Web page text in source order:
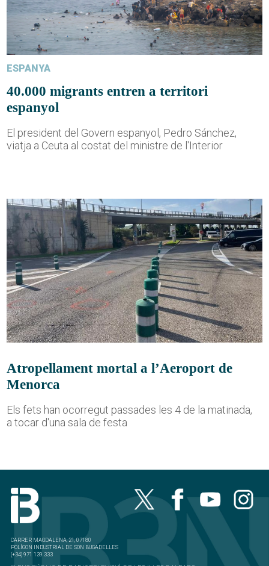
ESPANYA
40.000 migrants entren a territori
espanyol
El president del Govern espanyol, Pedro Sánchez,
viatja a Ceuta al costat del ministre de l'Interior
Atropellament mortal a l’Aeroport de
Menorca
Els fets han ocorregut passades les 4 de la matinada,
a tocar d'una sala de festa
CARRER MAGDALENA, 21, 07180
POLÍGON INDUSTRIAL DE SON BUGADELLES
(+34) 971 139 333